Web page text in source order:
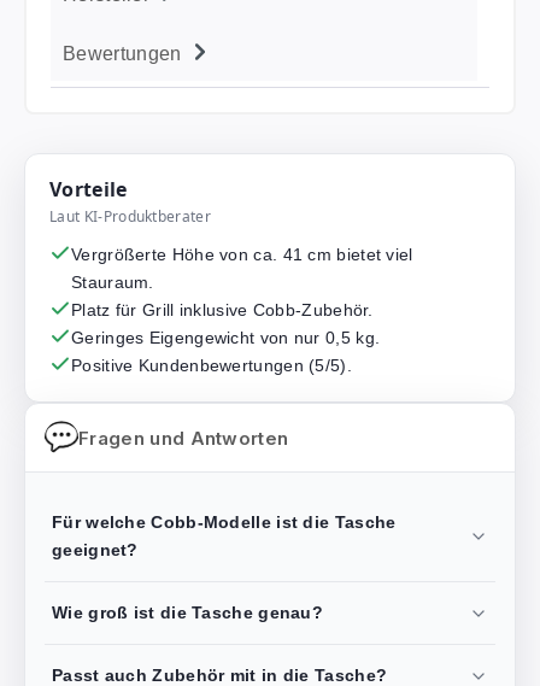
Bewertungen
Vorteile
Laut KI-Produktberater
Vergrößerte Höhe von ca. 41 cm bietet viel
Stauraum.
Platz für Grill inklusive Cobb-Zubehör.
Geringes Eigengewicht von nur 0,5 kg.
Positive Kundenbewertungen (5/5).
Fragen und Antworten
Für welche Cobb-Modelle ist die Tasche
geeignet?
Wie groß ist die Tasche genau?
Passt auch Zubehör mit in die Tasche?